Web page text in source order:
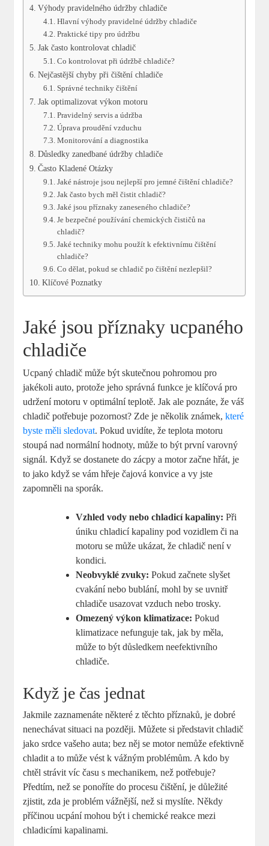
Výhody pravidelného údržby chladiče
Hlavní výhody pravidelné údržby chladiče
Praktické tipy pro údržbu
Jak často kontrolovat chladič
Co kontrolovat při údržbě chladiče?
Nejčastější chyby při čištění chladiče
Správné techniky čištění
Jak optimalizovat výkon motoru
Pravidelný servis a údržba
Úprava proudění vzduchu
Monitorování a diagnostika
Důsledky zanedbané údržby chladiče
Často Kladené Otázky
Jaké nástroje jsou nejlepší pro jemné čištění chladiče?
Jak často bych měl čistit chladič?
Jaké jsou příznaky zaneseného chladiče?
Je bezpečné používání chemických čističů na
chladič?
Jaké techniky mohu použít k efektivnímu čištění
chladiče?
Co dělat, pokud se chladič po čištění nezlepšil?
Klíčové Poznatky
Jaké jsou příznaky ucpaného
chladiče
Ucpaný chladič může být skutečnou pohromou pro
jakékoli auto, protože jeho správná funkce je klíčová pro
udržení motoru v optimální teplotě. Jak ale poznáte, že váš
chladič potřebuje pozornost? Zde je několik známek,které
byste měli sledovat. Pokud uvidíte, že teplota motoru
stoupá nad normální hodnoty, může to být první varovný
signál. Když se dostanete do zácpy a motor začne hřát, je
to jako když se vám hřeje čajová konvice a vy jste
zapomněli na sporák.
Vzhled vody nebo chladicí kapaliny: Při
úniku chladicí kapaliny pod vozidlem či na
motoru se může ukázat, že chladič není v
kondici.
Neobvyklé zvuky: Pokud začnete slyšet
cvakání nebo bublání, mohl by se uvnitř
chladiče usazovat vzduch nebo trosky.
Omezený výkon klimatizace: Pokud
klimatizace nefunguje tak, jak by měla,
může to být důsledkem neefektivního
chladiče.
Když je čas jednat
Jakmile zaznamenáte některé z těchto příznaků, je dobré
nenechávat situaci na později. Můžete si představit chladič
jako srdce vašeho auta; bez něj se motor nemůže efektivně
chladit a to může vést k vážným problémům. A kdo by
chtěl strávit víc času s mechanikem, než potřebuje?
Předtím, než se ponoříte do procesu čištění, je důležité
zjistit, zda je problém vážnější, než si myslíte. Někdy
příčinou ucpání mohou být i chemické reakce mezi
chladicími kapalinami.